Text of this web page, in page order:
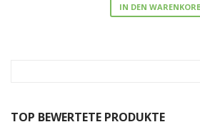
IN DEN
TOP BEWERTETE PRODUKTE